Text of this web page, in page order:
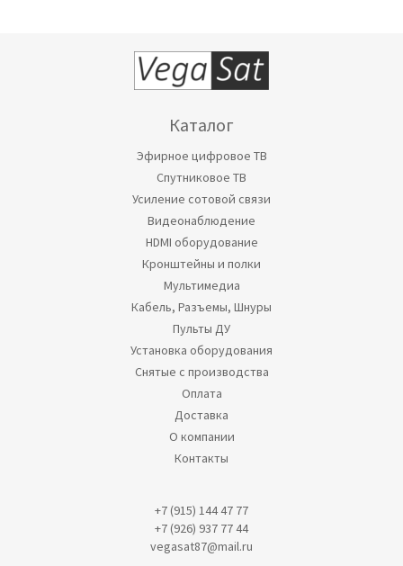
Каталог
Эфирное цифровое ТВ
Спутниковое ТВ
Усиление сотовой связи
Видеонаблюдение
HDMI оборудование
Кронштейны и полки
Мультимедиа
Кабель, Разъемы, Шнуры
Пульты ДУ
Установка оборудования
Снятые с производства
Оплата
Доставка
О компании
Контакты
+7 (915) 144 47 77
+7 (926) 937 77 44
vegasat87@mail.ru